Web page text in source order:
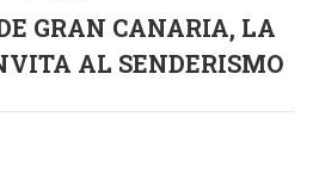
Publicación
siguiente:
GRAN CANARIA, LA
AL SENDERISMO